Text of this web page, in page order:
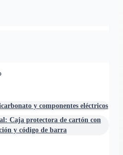
y componentes eléctricos
Caja protectora de cartón con
y código de barra